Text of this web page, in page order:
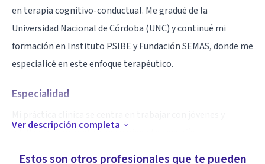
en terapia cognitivo-conductual. Me gradué de la
Universidad Nacional de Córdoba (UNC) y continué mi
formación en Instituto PSIBE y Fundación SEMAS, donde me
especialicé en este enfoque terapéutico.
Especialidad
adultos que enfrentan una variedad de desafíos
Ver descripción completa
Estos son otros profesionales que te pueden